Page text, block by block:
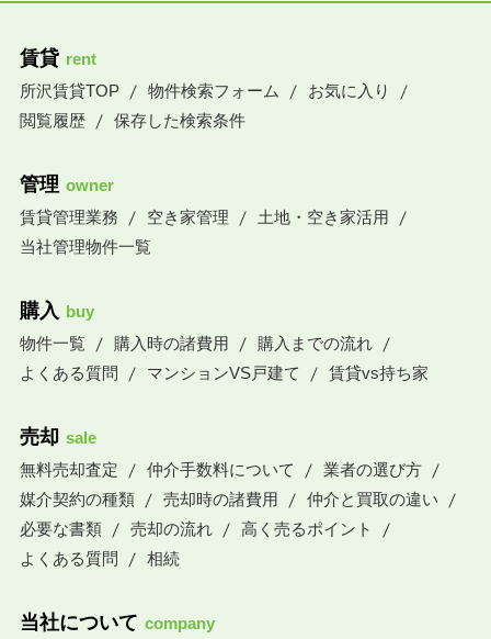
賃貸 rent
所沢賃貸TOP
物件検索フォーム
お気に入り
閲覧履歴
保存した検索条件
管理 owner
賃貸管理業務
空き家管理
土地・空き家活用
当社管理物件一覧
購入 buy
物件一覧
購入時の諸費用
購入までの流れ
よくある質問
マンションVS戸建て 賃貸vs持ち家
売却 sale
無料売却査定
仲介手数料について
業者の選び方
媒介契約の種類
売却時の諸費用
仲介と買取の違い
必要な書類
売却の流れ
高く売るポイント
よくある質問
相続
当社について company